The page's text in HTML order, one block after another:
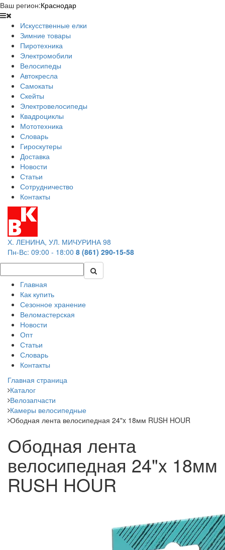
Ваш регион:Краснодар
Искусственные елки
Зимние товары
Пиротехника
Электромобили
Велосипеды
Автокресла
Самокаты
Скейты
Электровелосипеды
Квадроциклы
Мототехника
Словарь
Гироскутеры
Доставка
Новости
Статьи
Сотрудничество
Контакты
Х. ЛЕНИНА, УЛ. МИЧУРИНА 98
Пн-Вс: 09:00 - 18:00 8 (861) 290-15-58
Главная
Как купить
Сезонное хранение
Веломастерская
Новости
Опт
Статьи
Словарь
Контакты
Главная страница
Каталог
Велозапчасти
Камеры велосипедные
Ободная лента велосипедная 24"x 18мм RUSH HOUR
Ободная лента
велосипедная 24"x 18мм
RUSH HOUR